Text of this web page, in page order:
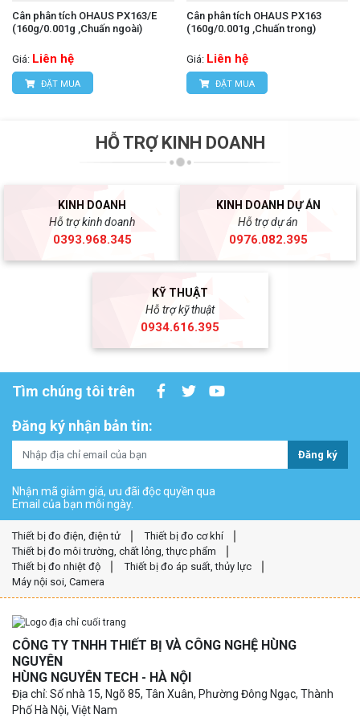
Cân phân tích OHAUS PX163/E
(160g/0.001g ,Chuấn ngoài)
Giá: Liên hệ
ĐẶT MUA
Cân phân tích OHAUS PX163
(160g/0.001g ,Chuấn trong)
Giá: Liên hệ
ĐẶT MUA
HỖ TRỢ KINH DOANH
KINH DOANH
Hỗ trợ kinh doanh
0393.968.345
KINH DOANH DỰ ÁN
Hỗ trợ dự án
0976.082.395
KỸ THUẬT
Hỗ trợ kỹ thuật
0934.616.395
Tìm chúng tôi trên
Đăng ký nhận bản tin:
Đăng ký
Nhận mã giảm giá, ưu đãi độc quyền qua
Email của bạn mỗi ngày.
Thiết bị đo điện, điện tử
Thiết bị đo cơ khí
Thiết bị đo môi trường, chất lỏng, thực phẩm
Thiết bị đo nhiệt độ
Thiết bị đo áp suất, thủy lực
Máy nội soi, Camera
CÔNG TY TNHH THIẾT BỊ VÀ CÔNG NGHỆ HÙNG
NGUYÊN
HÙNG NGUYÊN TECH - HÀ NỘI
Địa chỉ: Số nhà 15, Ngõ 85, Tân Xuân, Phường Đông Ngạc, Thành
Phố Hà Nội, Việt Nam